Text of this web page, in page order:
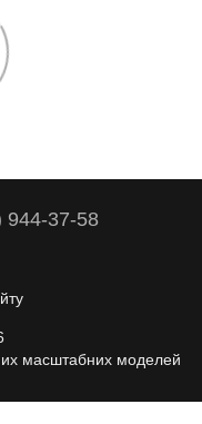
944-37-58
масштабних моделей